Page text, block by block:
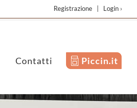
Registrazione| Login ›
Contatti Piccin.it